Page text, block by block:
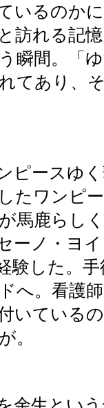
いるのか
訪れる記
瞬間。「
てあり、
ピースゆ
たワンピ
馬鹿らし
ーノ・ヨ
験した。
へ。看護
いている
。